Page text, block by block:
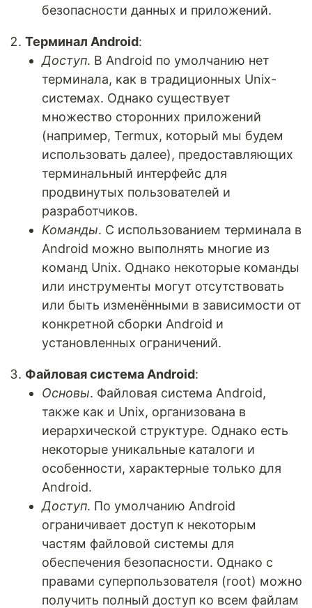
безопасности данных и приложений.
Терминал Android:
Доступ. В Android по умолчанию нет
терминала, как в традиционных Unix-
системах. Однако существует
множество сторонних приложений
(например, Termux, который мы будем
использовать далее), предоставляющих
терминальный интерфейс для
продвинутых пользователей и
разработчиков.
Команды. С использованием терминала в
Android можно выполнять многие из
команд Unix. Однако некоторые команды
или инструменты могут отсутствовать
или быть изменёнными в зависимости от
конкретной сборки Android и
установленных ограничений.
Файловая система Android:
Основы. Файловая система Android,
также как и Unix, организована в
иерархической структуре. Однако есть
некоторые уникальные каталоги и
особенности, характерные только для
Android.
Доступ. По умолчанию Android
ограничивает доступ к некоторым
частям файловой системы для
обеспечения безопасности. Однако с
правами суперпользователя (root) можно
получить полный доступ ко всем файлам